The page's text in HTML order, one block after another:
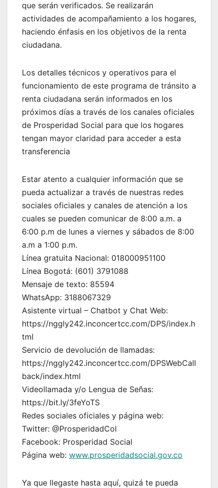
que serán verificados. Se realizarán
actividades de acompañamiento a los hogares,
haciendo énfasis en los objetivos de la renta
ciudadana.
Los detalles técnicos y operativos para el
funcionamiento de este programa de tránsito a
renta ciudadana serán informados en los
próximos días a través de los canales oficiales
de Prosperidad Social para que los hogares
tengan mayor claridad para acceder a esta
transferencia
Estar atento a cualquier información que se
pueda actualizar a través de nuestras redes
sociales oficiales y canales de atención a los
cuales se pueden comunicar de 8:00 a.m. a
6:00 p.m de lunes a viernes y sábados de 8:00
a.m a 1:00 p.m.
Línea gratuita Nacional: 018000951100
Línea Bogotá: (601) 3791088
Mensaje de texto: 85594
WhatsApp: 3188067329
Asistente virtual – Chatbot y Chat Web:
https://nggly242.inconcertcc.com/DPS/index.h
tml
Servicio de devolución de llamadas:
https://nggly242.inconcertcc.com/DPSWebCall
back/index.html
Videollamada y/o Lengua de Señas:
https://bit.ly/3feYoTS
Redes sociales oficiales y página web:
Twitter: @ProsperidadCol
Facebook: Prosperidad Social
Página web: www.prosperidadsocial.gov.co
Ya que llegaste hasta aquí, quizá te pueda